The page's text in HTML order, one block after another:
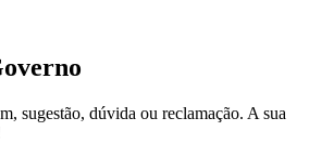
sugestão, dúvida ou reclamação. A sua